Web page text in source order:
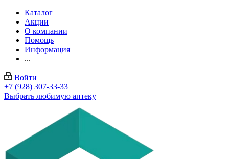
Каталог
Акции
О компании
Помощь
Информация
...
Войти
+7 (928) 307-33-33
Выбрать любимую аптеку